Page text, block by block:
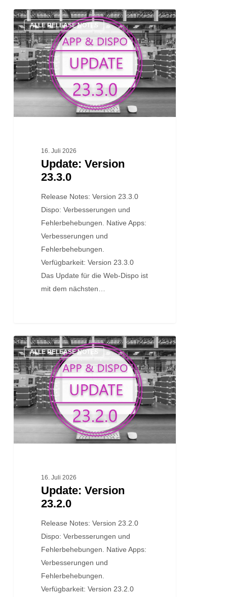
Update:
Version
23.3.0
ALLE RELEASE NOTES
16. Juli 2026
Update: Version
23.3.0
Release Notes: Version 23.3.0
Dispo: Verbesserungen und
Fehlerbehebungen. Native Apps:
Verbesserungen und
Fehlerbehebungen.
Verfügbarkeit: Version 23.3.0
Das Update für die Web-Dispo ist
mit dem nächsten…
Update:
Version
23.2.0
ALLE RELEASE NOTES
16. Juli 2026
Update: Version
23.2.0
Release Notes: Version 23.2.0
Dispo: Verbesserungen und
Fehlerbehebungen. Native Apps:
Verbesserungen und
Fehlerbehebungen.
Verfügbarkeit: Version 23.2.0